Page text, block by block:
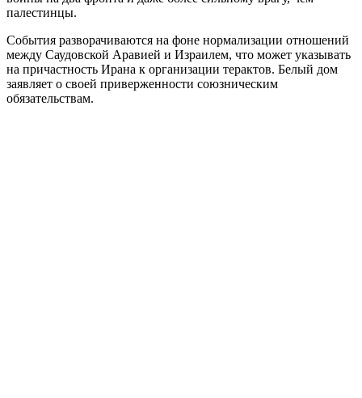
палестинцы.
События разворачиваются на фоне нормализации отношений
между Саудовской Аравией и Израилем, что может указывать
на причастность Ирана к организации терактов. Белый дом
заявляет о своей приверженности союзническим
обязательствам.